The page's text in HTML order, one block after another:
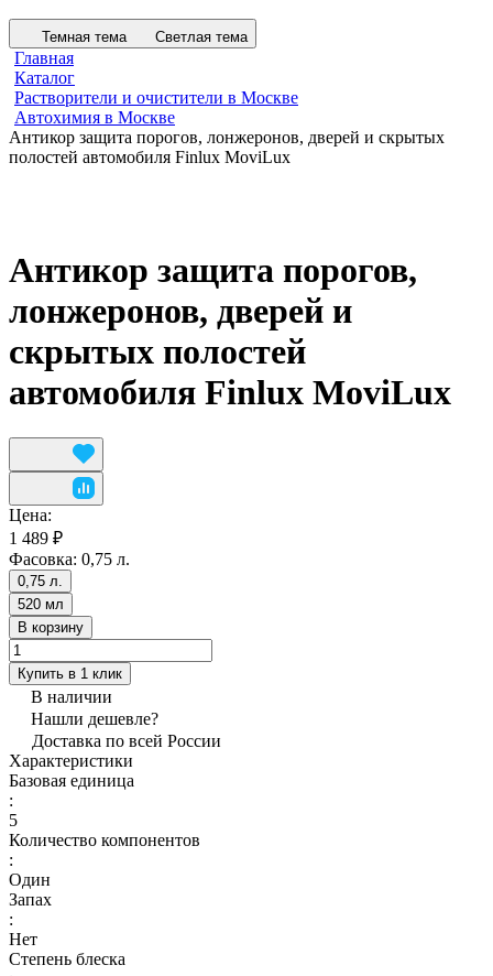
Темная тема Светлая тема
Главная
Каталог
Растворители и очистители в Москве
Автохимия в Москве
Антикор защита порогов, лонжеронов, дверей и скрытых
полостей автомобиля Finlux MoviLux
Антикор защита порогов,
лонжеронов, дверей и
скрытых полостей
автомобиля Finlux MoviLux
Цена:
1 489 ₽
Фасовка: 0,75 л.
0,75 л.
520 мл
В корзину
Купить в 1 клик
В наличии
Нашли дешевле?
Доставка по всей России
Характеристики
Базовая единица
:
5
Количество компонентов
:
Один
Запах
:
Нет
Степень блеска